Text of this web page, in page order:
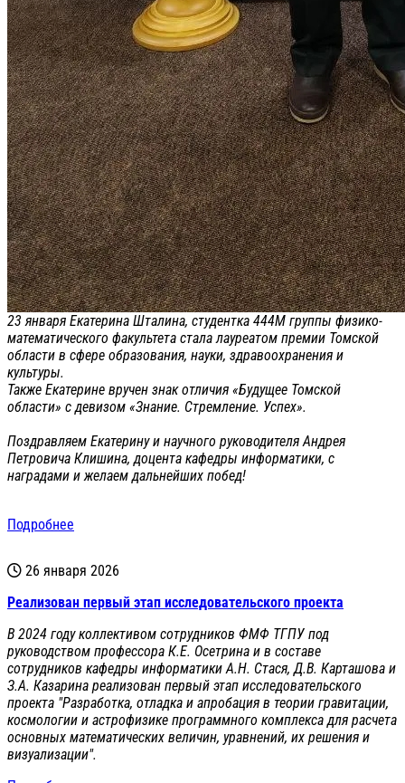
23 января Екатерина Шталина, студентка 444М группы физико-
математического факультета стала лауреатом премии Томской
области в сфере образования, науки, здравоохранения и
культуры.
Также Екатерине вручен знак отличия «Будущее Томской
области» с девизом «Знание. Стремление. Успех».
Поздравляем Екатерину и научного руководителя Андрея
Петровича Клишина, доцента кафедры информатики, с
наградами и желаем дальнейших побед!
Подробнее
26 января 2026
Реализован первый этап исследовательского проекта
В 2024 году коллективом сотрудников ФМФ ТГПУ под
руководством профессора К.Е. Осетрина и в составе
сотрудников кафедры информатики А.Н. Стася, Д.В. Карташова и
З.А. Казарина реализован первый этап исследовательского
проекта "Разработка, отладка и апробация в теории гравитации,
космологии и астрофизике программного комплекса для расчета
основных математических величин, уравнений, их решения и
визуализации".